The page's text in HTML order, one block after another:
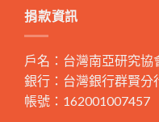
捐款資訊
戶名：台灣南亞研究協
銀行：台灣銀行群賢分
帳號：162001007457